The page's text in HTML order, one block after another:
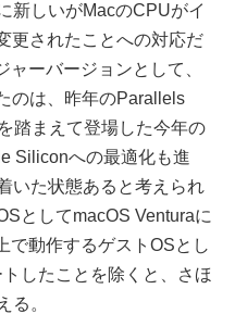
新しいがMacのCPUがイ
更されたことへの対応だ
ーバージョンとして、
のは、昨年のParallels
踏まえて登場した今年の
Siliconへの最適化も進
いた状態あると考えられ
としてmacOS Venturaに
で動作するゲストOSとし
したことを除くと、さほ
る。